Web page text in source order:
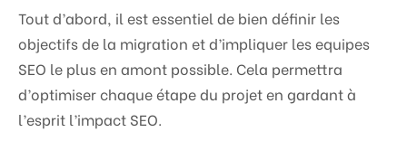
Tout d’abord, il est essentiel de bien définir les
objectifs de la migration et d’impliquer les equipes
SEO le plus en amont possible. Cela permettra
d’optimiser chaque étape du projet en gardant à
l’esprit l’impact SEO.